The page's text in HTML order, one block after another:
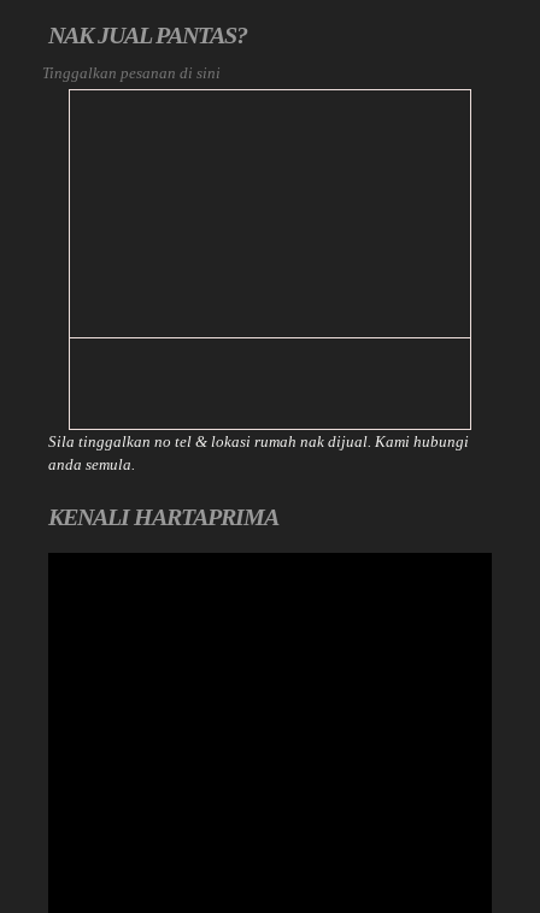
NAK JUAL PANTAS?
Tinggalkan pesanan di sini
Sila tinggalkan no tel & lokasi rumah nak dijual. Kami hubungi
anda semula.
KENALI HARTAPRIMA